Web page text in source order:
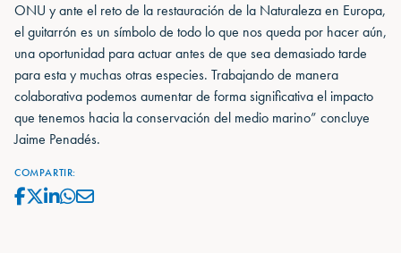
ONU y ante el reto de la restauración de la Naturaleza en Europa,
el guitarrón es un símbolo de todo lo que nos queda por hacer aún,
una oportunidad para actuar antes de que sea demasiado tarde
para esta y muchas otras especies. Trabajando de manera
colaborativa podemos aumentar de forma significativa el impacto
que tenemos hacia la conservación del medio marino” concluye
Jaime Penadés.
COMPARTIR: